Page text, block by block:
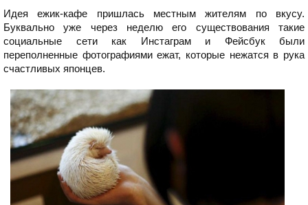
Идея ежик-кафе пришлась местным жителям по вкусу.
Буквально уже через неделю его существования такие
социальные сети как Инстаграм и Фейсбук были
переполненные фотографиями ежат, которые нежатся в рука
счастливых японцев.